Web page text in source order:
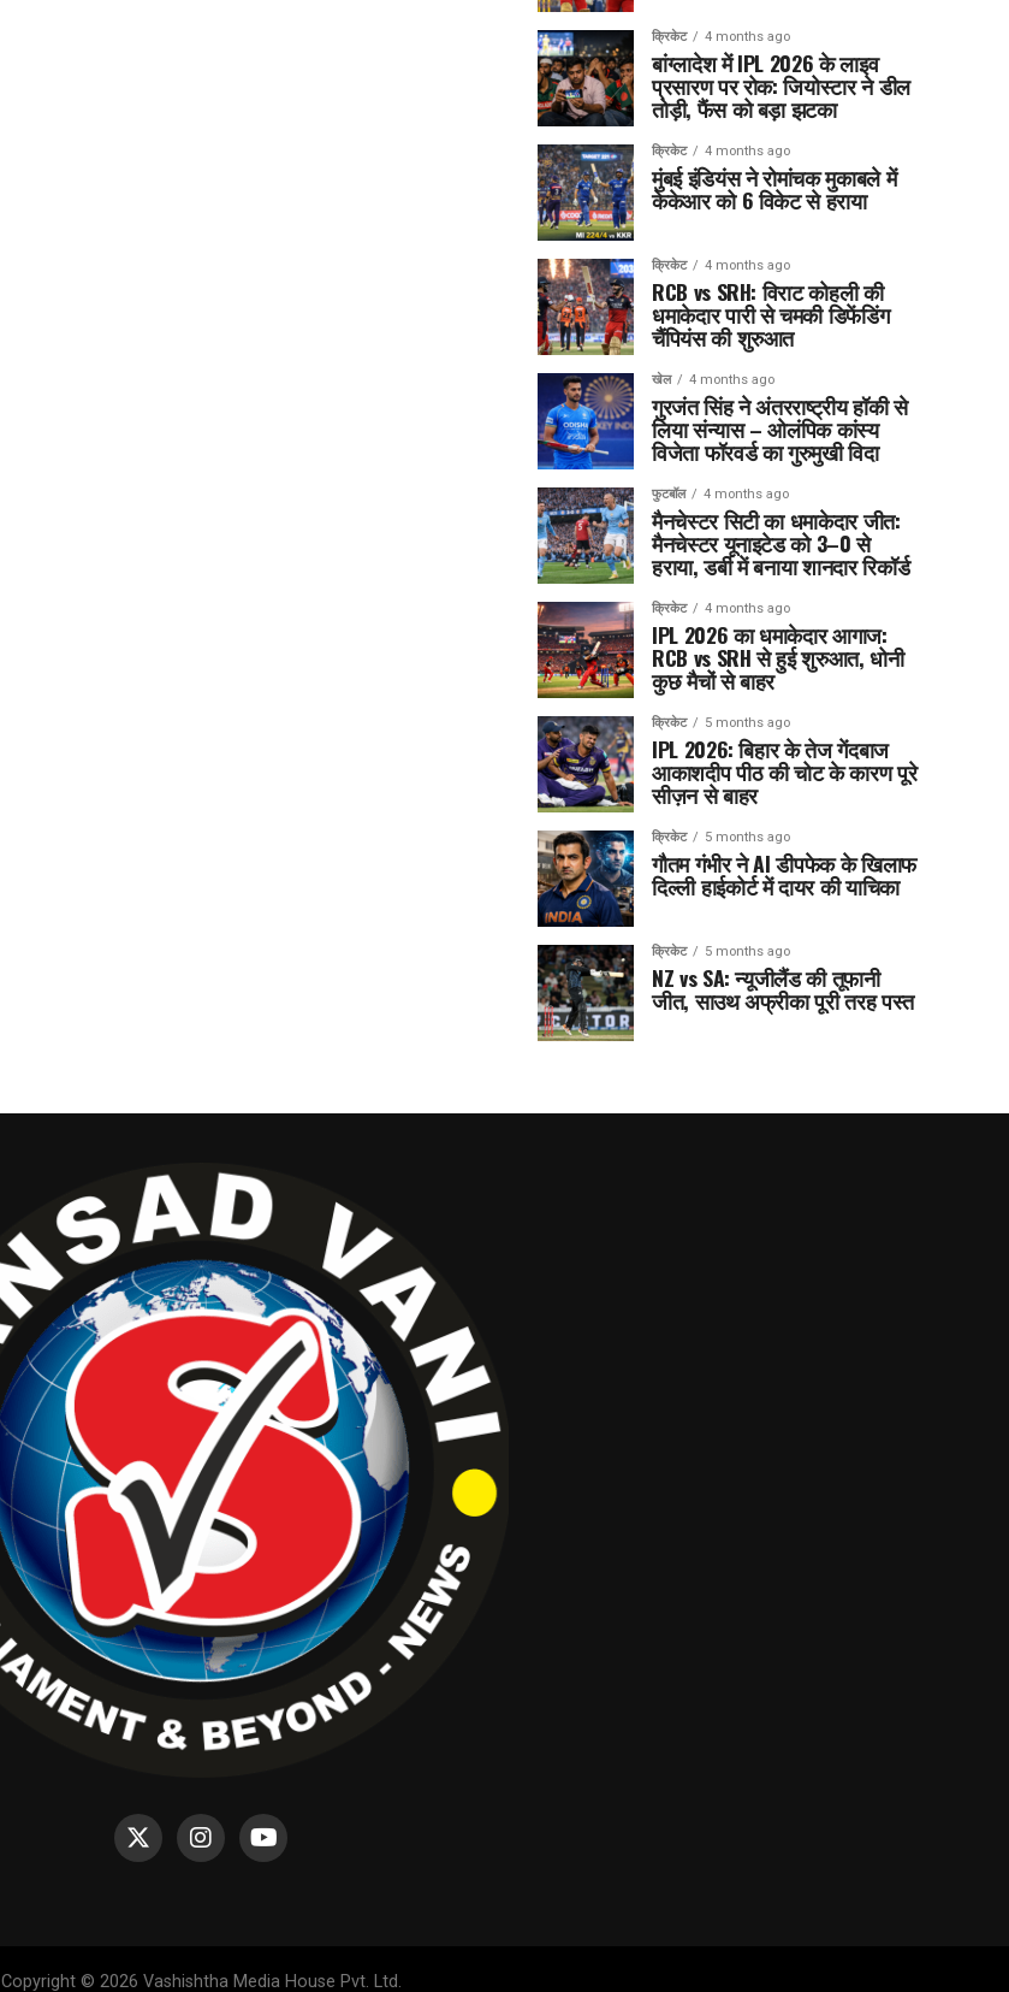
क्रिकेट 4 months ago
बांग्लादेश में IPL 2026 के लाइव
प्रसारण पर रोक: जियोस्टार ने डील
तोड़ी, फैंस को बड़ा झटका
क्रिकेट 4 months ago
मुंबई इंडियंस ने रोमांचक मुकाबले में
केकेआर को 6 विकेट से हराया
क्रिकेट 4 months ago
RCB vs SRH: विराट कोहली की
धमाकेदार पारी से चमकी डिफेंडिंग
चैंपियंस की शुरुआत
खेल 4 months ago
गुरजंत सिंह ने अंतरराष्ट्रीय हॉकी से
लिया संन्यास – ओलंपिक कांस्य
विजेता फॉरवर्ड का गुरुमुखी विदा
फुटबॉल 4 months ago
मैनचेस्टर सिटी का धमाकेदार जीत:
मैनचेस्टर यूनाइटेड को 3–0 से
हराया, डर्बी में बनाया शानदार रिकॉर्ड
क्रिकेट 4 months ago
IPL 2026 का धमाकेदार आगाज:
RCB vs SRH से हुई शुरुआत, धोनी
कुछ मैचों से बाहर
क्रिकेट 5 months ago
IPL 2026: बिहार के तेज गेंदबाज
आकाशदीप पीठ की चोट के कारण पूरे
सीज़न से बाहर
क्रिकेट 5 months ago
गौतम गंभीर ने AI डीपफेक के खिलाफ
दिल्ली हाईकोर्ट में दायर की याचिका
क्रिकेट 5 months ago
NZ vs SA: न्यूजीलैंड की तूफानी
जीत, साउथ अफ्रीका पूरी तरह पस्त
Copyright © 2026 Vashishtha Media House Pvt. Ltd.